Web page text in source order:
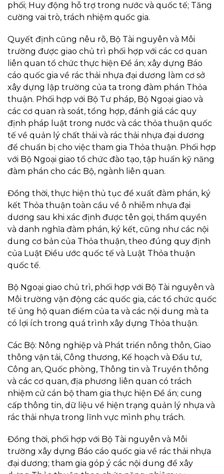
phối; Huy động hỗ trợ trong nước và quốc tế; Tăng
cường vai trò, trách nhiệm quốc gia.
Quyết định cũng nêu rõ, Bộ Tài nguyên và Môi
trường được giao chủ trì phối hợp với các cơ quan
liên quan tổ chức thực hiện Đề án; xây dựng Báo
cáo quốc gia về rác thải nhựa đại dương làm cơ sở
xây dựng lập trường của ta trong đàm phán Thỏa
thuận. Phối hợp với Bộ Tư pháp, Bộ Ngoại giao và
các cơ quan rà soát, tổng hợp, đánh giá các quy
định pháp luật trong nước và các thỏa thuận quốc
tế về quản lý chất thải và rác thải nhựa đại dương
để chuẩn bị cho việc tham gia Thỏa thuận. Phối hợp
với Bộ Ngoại giao tổ chức đào tạo, tập huấn kỹ năng
đàm phán cho các Bộ, ngành liên quan.
Đồng thời, thực hiện thủ tục đề xuất đàm phán, ký
kết Thỏa thuận toàn cầu về ô nhiễm nhựa đại
dương sau khi xác định được tên gọi, thẩm quyền
và danh nghĩa đàm phán, ký kết, cũng như các nội
dung cơ bản của Thỏa thuận, theo đúng quy định
của Luật Điều ước quốc tế và Luật Thỏa thuận
quốc tế.
Bộ Ngoại giao chủ trì, phối hợp với Bộ Tài nguyên và
Môi trường vận động các quốc gia, các tổ chức quốc
tế ủng hộ quan điểm của ta và các nội dung mà ta
có lợi ích trong quá trình xây dựng Thỏa thuận.
Các Bộ: Nông nghiệp và Phát triển nông thôn, Giao
thông vận tải, Công thương, Kế hoạch và Đầu tư,
Công an, Quốc phòng, Thông tin và Truyền thông
và các cơ quan, địa phương liên quan có trách
nhiệm cử cán bộ tham gia thực hiện Đề án; cung
cấp thông tin, dữ liệu về hiện trạng quản lý nhựa và
rác thải nhựa trong lĩnh vực mình phụ trách.
Đồng thời, phối hợp với Bộ Tài nguyên và Môi
trường xây dựng Báo cáo quốc gia về rác thải nhựa
đại dương; tham gia góp ý các nội dung để xây